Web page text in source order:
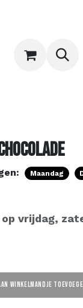
Maandag
vrijdag,
WINKELMANDJE